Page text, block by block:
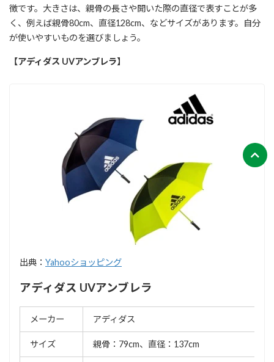
徴です。大きさは、親骨の長さや開いた際の直径で表すことが多
く、例えば親骨80cm、直径128cm、などサイズがあります。自分
が使いやすいものを選びましょう。
【アディダス UVアンブレラ】
出典： Yahooショッピング
アディダス UVアンブレラ
メーカー アディダス
サイズ 親骨：79cm、直径：137cm